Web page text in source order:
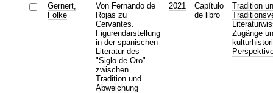
Gernert,
Folke
Von Fernando de
Rojas zu
Cervantes.
Figurendarstellung
in der spanischen
Literatur des
"Siglo de Oro"
zwischen
Tradition und
Abweichung
2021
Capítulo
de libro
Tradition
Zugänge